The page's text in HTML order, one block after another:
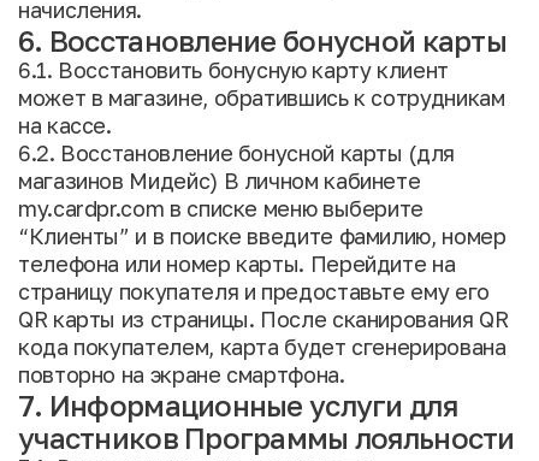
начисления.
6. Восстановление бонусной карты
6.1. Восстановить бонусную карту клиент
может в магазине, обратившись к сотрудникам
на кассе.
6.2. Восстановление бонусной карты (для
магазинов Мидейс) В личном кабинете
my.cardpr.com в списке меню выберите
“Клиенты” и в поиске введите фамилию, номер
телефона или номер карты. Перейдите на
страницу покупателя и предоставьте ему его
QR карты из страницы. После сканирования QR
кода покупателем, карта будет сгенерирована
повторно на экране смартфона.
7. Информационные услуги для
участников Программы лояльности